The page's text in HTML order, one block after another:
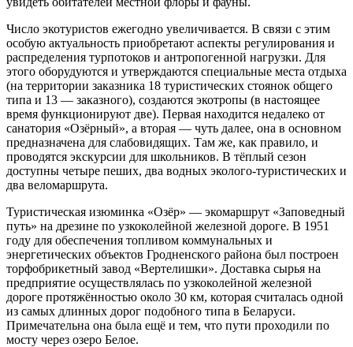
Число экотуристов ежегодно увеличивается. В связи с этим
особую актуальность приобретают аспекты регулирования и
распределения турпотоков и антропогенной нагрузки. Для
этого оборудуются и утверждаются специальные места отдыха
(на территории заказника 18 туристических стоянок общего
типа и 13 — заказного), создаются экотропы (в настоящее
время функционируют две). Первая находится недалеко от
санатория «Озёрный», а вторая — чуть далее, она в основном
предназначена для слабовидящих. Там же, как правило, и
проводятся экскурсии для школьников. В тёплый сезон
доступны четыре пеших, два водных эколого-туристических и
два веломаршрута.
Туристическая изюминка «Озёр» — экомаршрут «Заповедный
путь» на дрезине по узкоколейной железной дороге. В 1951
году для обеспечения топливом коммунальных и
энергетических объектов Гродненского района был построен
торфобрикетный завод «Вертелишки». Доставка сырья на
предприятие осуществлялась по узкоколейной железной
дороге протяжённостью около 30 км, которая считалась одной
из самых длинных дорог подобного типа в Беларуси.
Примечательна она была ещё и тем, что пути проходили по
мосту через озеро Белое.